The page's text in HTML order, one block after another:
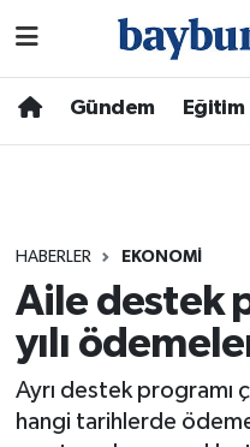
Gündem Eğitim
HABERLER EKONOMI
Aile destek
yılı
Ayrı destek programı
hangi tarihlerde
Hava Durumu
Süper Lig Puan
Tüm Manşetler